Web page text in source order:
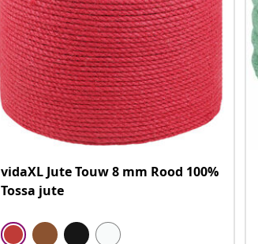
vidaXL Jute Touw 8 mm Rood 100%
Tossa jute